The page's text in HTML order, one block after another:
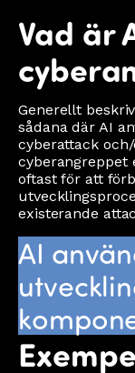
Vad är
Generellt
sådana där AI
cyberattack
cyberangreppet
oftast för att
existerande
AI